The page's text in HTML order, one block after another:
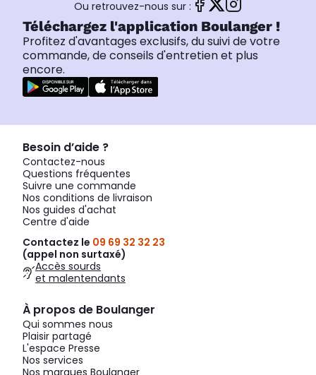
Ou retrouvez-nous sur :
Téléchargez l'application Boulanger !
Profitez d'avantages exclusifs, du suivi de votre
commande, de conseils d'entretien et plus
encore.
Besoin d’aide ?
Contactez-nous
Questions fréquentes
Suivre une commande
Nos conditions de livraison
Nos guides d'achat
Centre d'aide
Contactez le 09 69 32 32 23
(appel non surtaxé)
Accès sourds
et malentendants
À propos de Boulanger
Qui sommes nous
Plaisir partagé
L'espace Presse
Nos services